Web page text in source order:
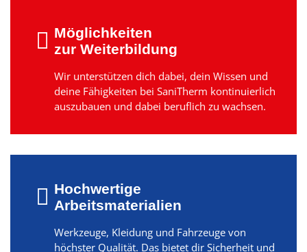
Möglichkeiten
zur Weiterbildung
Wir unterstützen dich dabei, dein Wissen und
deine Fähigkeiten bei SaniTherm kontinuierlich
auszubauen und dabei beruflich zu wachsen.
Hochwertige
Arbeitsmaterialien
Werkzeuge, Kleidung und Fahrzeuge von
höchster Qualität. Das bietet dir Sicherheit und